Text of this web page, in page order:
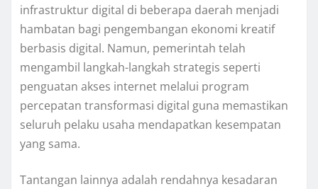
infrastruktur digital di beberapa daerah menjadi
hambatan bagi pengembangan ekonomi kreatif
berbasis digital. Namun, pemerintah telah
mengambil langkah-langkah strategis seperti
penguatan akses internet melalui program
percepatan transformasi digital guna memastikan
seluruh pelaku usaha mendapatkan kesempatan
yang sama.
Tantangan lainnya adalah rendahnya kesadaran